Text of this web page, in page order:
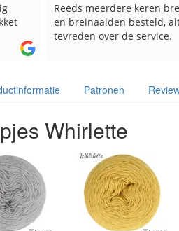
Reeds meerdere keren
en breinaalden besteld,
tevreden over de service.
Patronen
Whirlette